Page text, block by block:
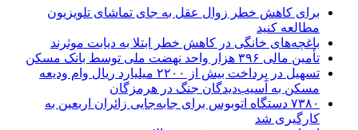
برای کاهش خطر زوال عقل به جای تماشای تلویزیون
مطالعه کنید
باغچه‌های خانگی در کاهش خطر ابتلا به دیابت موثرند
تأمین مالی ۳۹۶ هزار واحد نهضت ملی توسط بانک مسکن
تسهیل در پرداخت بیش از ۲۲۰۰ میلیارد ریال وام ودیعه
مسکن به آسیب‌دیدگان جنگ در هرمزگان
۷۳۸۰ دستگاه اتوبوس برای جابه‌جایی زائران اربعین به‌
کارگیری شد